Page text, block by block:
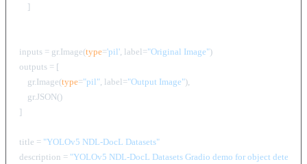
    ]
inputs = gr.Image(type='pil', label="Original Image")
outputs = [
    gr.Image(
type="pil", label="Output Image"),
    gr.JSON()
]
title = "YOLOv5 NDL-DocL Datasets"
description = "YOLOv5 NDL-DocL Datasets Gradio demo for object